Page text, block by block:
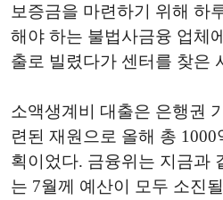
보증금을 마련하기 위해 하
해야 하는 불법사금융 업체
출로 빌렸다가 센터를 찾은
소액생계비 대출은 은행권
련된 재원으로 올해 총
획이었다. 금융위는 지금과
는 7월께 예산이 모두 소진